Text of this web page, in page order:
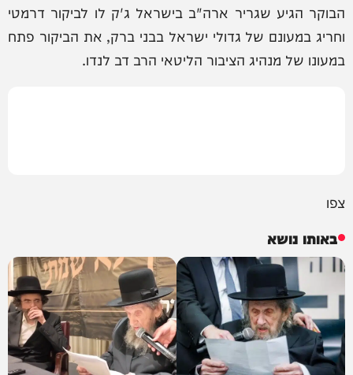
הבוקר הגיע שגריר ארה"ב בישראל ג'ק לו לביקור דרמטי
וחריג במעונם של גדולי ישראל בבני ברק, את הביקור פתח
במעונו של מנהיג הציבור הליטאי הרב דב לנדו.
צפו
באותו נושא